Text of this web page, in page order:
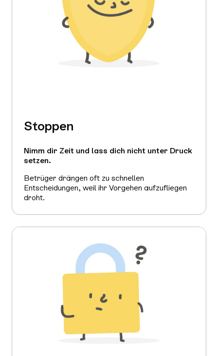
Stoppen
Nimm dir Zeit und lass dich nicht unter Druck
setzen.
Betrüger drängen oft zu schnellen
Entscheidungen, weil ihr Vorgehen aufzufliegen
droht.